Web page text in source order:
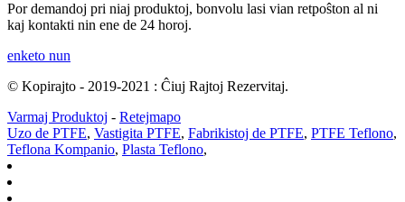
Por demandoj pri niaj produktoj, bonvolu lasi vian retpoŝton al ni
kaj kontakti nin ene de 24 horoj.
enketo nun
© Kopirajto - 2019-2021 : Ĉiuj Rajtoj Rezervitaj.
Varmaj Produktoj - Retejmapo
Uzo de PTFE, Vastigita PTFE, Fabrikistoj de PTFE, PTFE Teflono,
Teflona Kompanio, Plasta Teflono,